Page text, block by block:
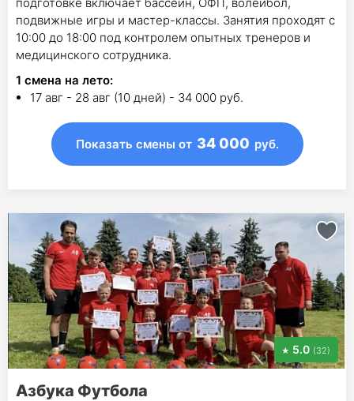
подвижные игры и мастер-классы. Занятия проходят с
10:00 до 18:00 под контролем опытных тренеров и
медицинского сотрудника.
1 смена на лето:
17 авг - 28 авг (10 дней) - 34 000 руб.
Показать смены от 34 000 руб.
5.0 (32)
Азбука Футбола